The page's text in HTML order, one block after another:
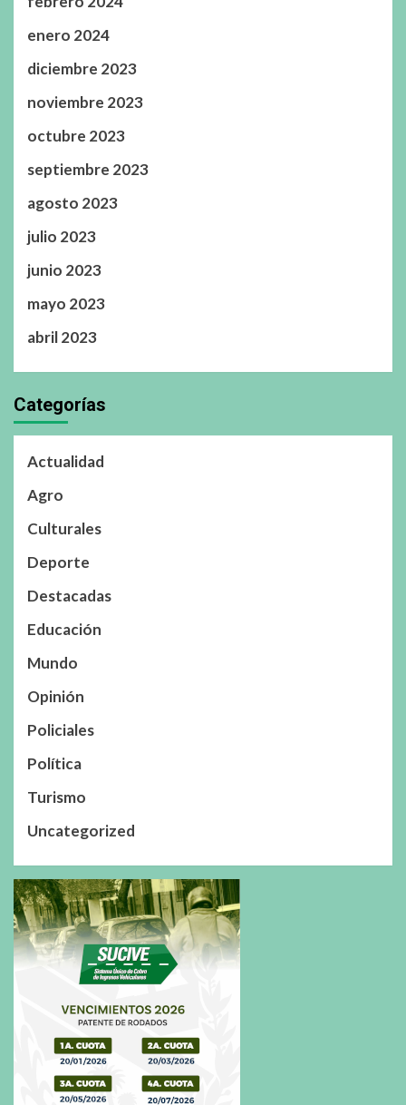
enero 2024
diciembre 2023
noviembre 2023
octubre 2023
septiembre 2023
agosto 2023
julio 2023
junio 2023
mayo 2023
abril 2023
Categorías
Actualidad
Agro
Culturales
Deporte
Destacadas
Educación
Mundo
Opinión
Policiales
Política
Turismo
Uncategorized